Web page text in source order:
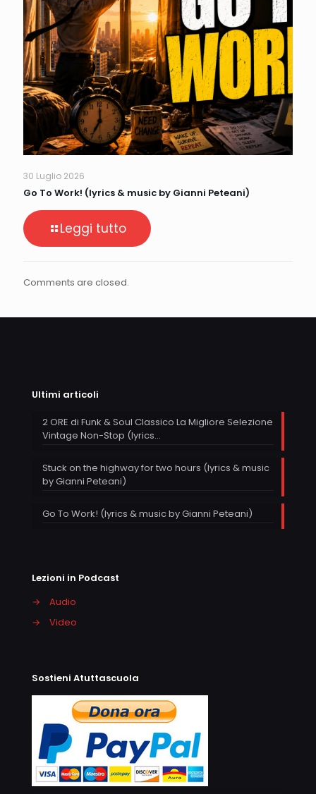
30 Luglio 2026
Go To Work! (lyrics & music by Gianni Peteani)
Leggi tutto
Comments are closed.
Ultimi articoli
2 ORE di Funk & Soul Classico La Migliore Selezione
Vintage Non-Stop (lyrics…
Stuck on the highway for two hours (lyrics & music
by Gianni Peteani)
Go To Work! (lyrics & music by Gianni Peteani)
Lezioni in Podcast
→
Audio
→
Video
Sostieni Atuttascuola